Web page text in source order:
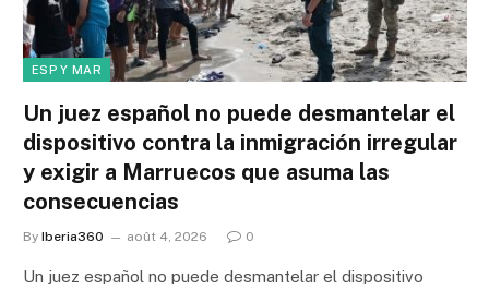
ESP Y MAR
Un juez español no puede desmantelar el
dispositivo contra la inmigración irregular
y exigir a Marruecos que asuma las
consecuencias
By Iberia360 août 4, 2026 0
Un juez español no puede desmantelar el dispositivo